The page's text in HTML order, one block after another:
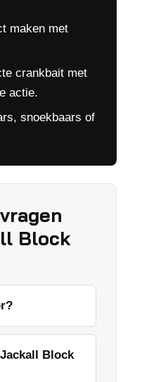
maken met
crankbait met
actie.
snoekbaars of
Block
Block